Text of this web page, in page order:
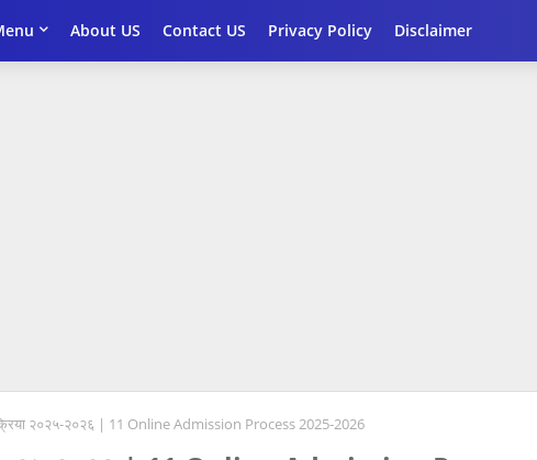
About US Contact US Privacy Policy Disclaimer
२०२५-२०२६ | 11 Online Admission Process 2025-2026